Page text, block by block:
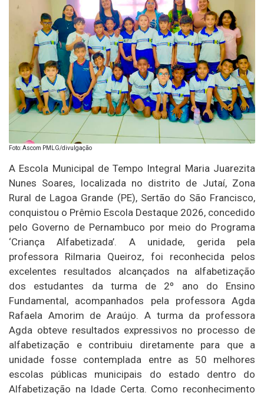
Foto: Ascom PMLG/divulgação
A Escola Municipal de Tempo Integral Maria Juarezita
Nunes Soares, localizada no distrito de Jutaí, Zona
Rural de Lagoa Grande (PE), Sertão do São Francisco,
conquistou o Prêmio Escola Destaque 2026, concedido
pelo Governo de Pernambuco por meio do Programa
‘Criança Alfabetizada’. A unidade, gerida pela
professora Rilmaria Queiroz, foi reconhecida pelos
excelentes resultados alcançados na alfabetização
dos estudantes da turma de 2º ano do Ensino
Fundamental, acompanhados pela professora Agda
Rafaela Amorim de Araújo. A turma da professora
Agda obteve resultados expressivos no processo de
alfabetização e contribuiu diretamente para que a
unidade fosse contemplada entre as 50 melhores
escolas públicas municipais do estado dentro do
Alfabetização na Idade Certa. Como reconhecimento